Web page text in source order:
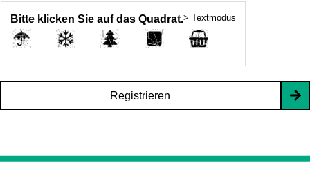
Bitte klicken Sie auf das Quadrat.> Textmodus
Registrieren